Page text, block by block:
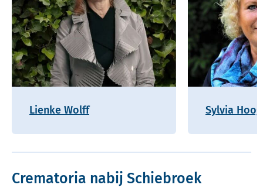
Lienke Wolff Sylvia
Crematoria nabij Schiebroek